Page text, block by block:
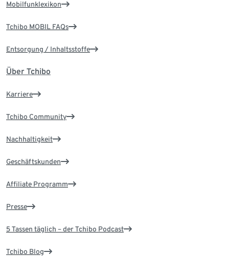
Mobilfunklexikon
Tchibo MOBIL FAQs
Entsorgung / Inhaltsstoffe
Über Tchibo
Karriere
Tchibo Community
Nachhaltigkeit
Geschäftskunden
Affiliate Programm
Presse
5 Tassen täglich – der Tchibo Podcast
Tchibo Blog